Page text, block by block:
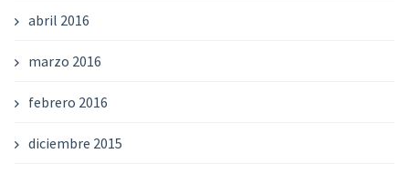
abril 2016
marzo 2016
febrero 2016
diciembre 2015